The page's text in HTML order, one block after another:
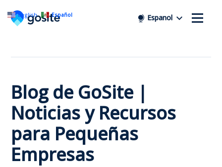
Espanol
Blog de GoSite |
Noticias y Recursos
para Pequeñas
Empresas
English Español